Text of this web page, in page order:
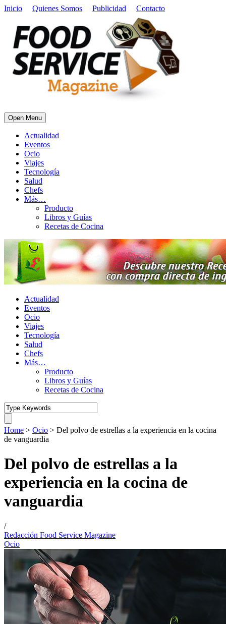
Inicio Quienes Somos Publicidad Contacto
Open Menu
Actualidad
Eventos
Ocio
Viajes
Tecnología
Salud
Chefs
Más…
Producto
Libros y Guías
Recetas de Cocina
Actualidad
Eventos
Ocio
Viajes
Tecnología
Salud
Chefs
Más…
Producto
Libros y Guías
Recetas de Cocina
Home > Ocio > Del polvo de estrellas a la experiencia en la cocina
de vanguardia
Del polvo de estrellas a la
experiencia en la cocina de
vanguardia
/
Redacción Food Service Magazine
Ocio